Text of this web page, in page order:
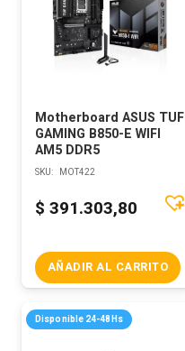
Motherboard ASUS TUF
GAMING B850-E WIFI
AM5 DDR5
SKU: MOT422
$ 391.303,80
AÑADIR AL CARRITO
Disponible 24-48Hs